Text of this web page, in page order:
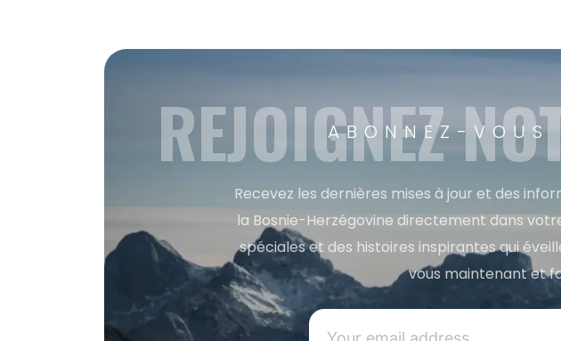
ABONNEZ-VOUS
REJOIGNEZ
Recevez les dernières mises à jour et des
la Bosnie-Herzégovine directement dans
spéciales et des histoires inspirantes qui
vous maintenant et